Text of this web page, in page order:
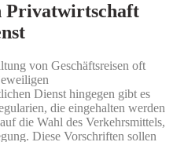
Privatwirtschaft
von Geschäftsreisen oft
Dienst hingegen gibt es
die eingehalten werden
die Wahl des Verkehrsmittels,
Diese Vorschriften sollen